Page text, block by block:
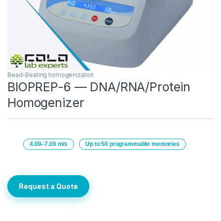
Bead-Beating homogenizatori
BIOPREP-6 — DNA/RNA/Protein
Homogenizer
4.00–7.00 m/s Up to 50 programmable memories
Request a Quote